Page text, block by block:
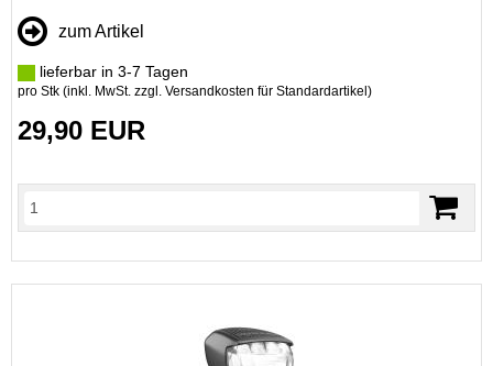
zum Artikel
lieferbar in 3-7 Tagen
pro Stk (inkl. MwSt. zzgl. Versandkosten für Standardartikel )
29,90 EUR